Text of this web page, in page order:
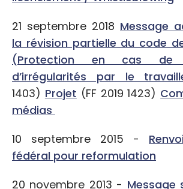
21 septembre 2018 Message
la révision partielle du code
(Protection en cas de
d’irrégularités par le
1403) Projet (FF 2019 1423)
médias
10 septembre 2015 -
fédéral pour reformulation
20 novembre 2013 - Message